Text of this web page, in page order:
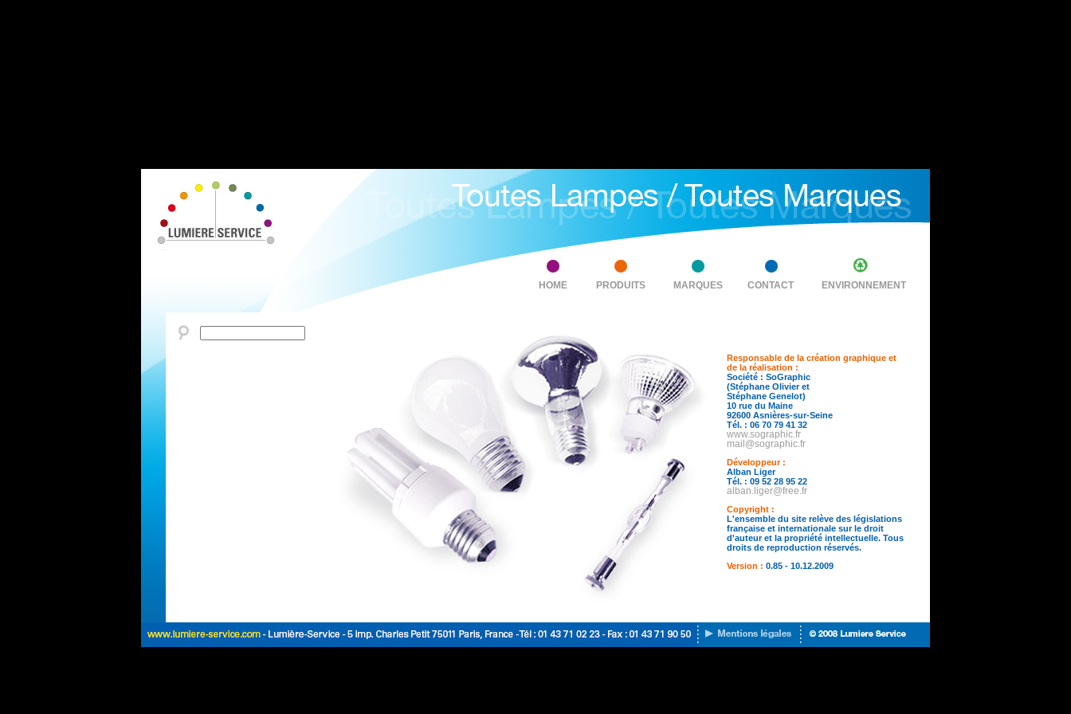
HOME PRODUITS MARQUES CONTACT ENVIRONNEMENT
Responsable de la création graphique et
de la réalisation :
Société : SoGraphic
(Stéphane Olivier et
Stéphane Genelot)
10 rue du Maine
92600 Asnières-sur-Seine
Tél. : 06 70 79 41 32
www.sographic.fr
mail@sographic.fr
Développeur :
Alban Liger
Tél. : 09 52 28 95 22
alban.liger@free.fr
Copyright :
L'ensemble du site relève des législations
française et internationale sur le droit
d'auteur et la propriété intellectuelle. Tous
droits de reproduction réservés.
Version : 0.85 - 10.12.2009